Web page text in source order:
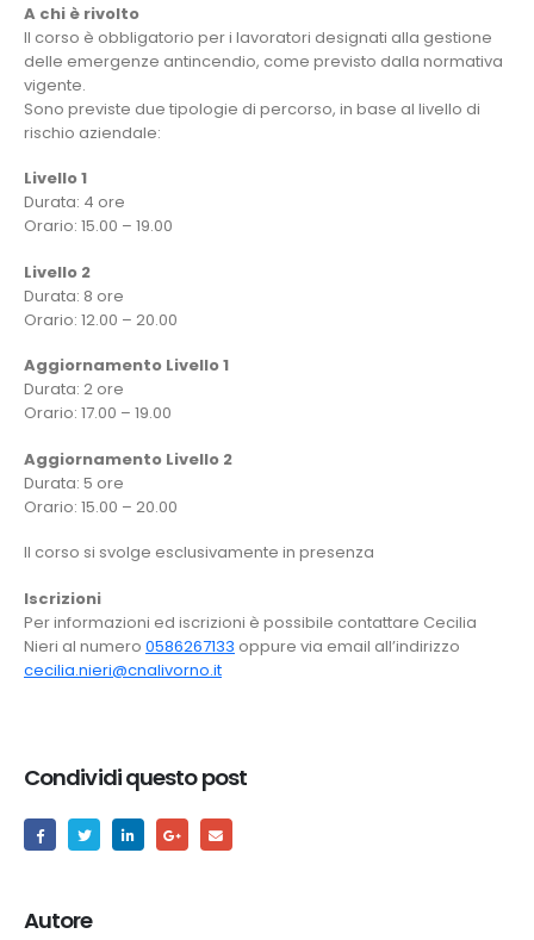
A chi è rivolto
Il corso è obbligatorio per i lavoratori designati alla gestione
delle emergenze antincendio, come previsto dalla normativa
vigente.
Sono previste due tipologie di percorso, in base al livello di
rischio aziendale:
Livello 1
Durata: 4 ore
Orario: 15.00 – 19.00
Livello 2
Durata: 8 ore
Orario: 12.00 – 20.00
Aggiornamento Livello 1
Durata: 2 ore
Orario: 17.00 – 19.00
Aggiornamento Livello 2
Durata: 5 ore
Orario: 15.00 – 20.00
Il corso si svolge esclusivamente in presenza
Iscrizioni
Per informazioni ed iscrizioni è possibile contattare Cecilia
Nieri al numero 0586267133 oppure via email all’indirizzo
cecilia.nieri@cnalivorno.it
Condividi questo post
Autore